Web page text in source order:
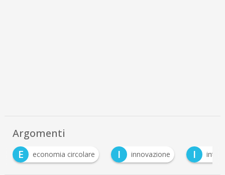
Argomenti
E
economia circolare I innovazione I